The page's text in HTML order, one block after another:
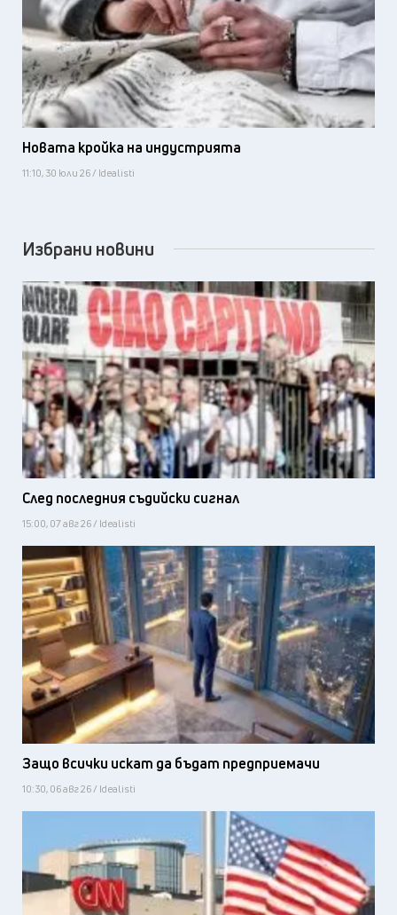
Новата кройка на индустрията
11:10, 30 юли 26 / Idealisti
Избрани новини
След последния съдийски сигнал
15:00, 07 авг 26 / Idealisti
Защо всички искат да бъдат предприемачи
10:30, 06 авг 26 / Idealisti